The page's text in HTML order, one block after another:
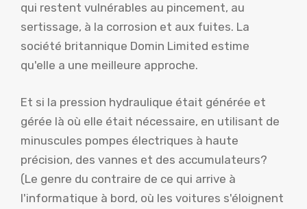
qui restent vulnérables au pincement, au
sertissage, à la corrosion et aux fuites. La
société britannique Domin Limited estime
qu'elle a une meilleure approche.
Et si la pression hydraulique était générée et
gérée là où elle était nécessaire, en utilisant de
minuscules pompes électriques à haute
précision, des vannes et des accumulateurs?
(Le genre du contraire de ce qui arrive à
l'informatique à bord, où les voitures s'éloignent